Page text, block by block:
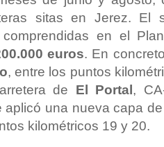
sitas en Jerez. El
comprendidas en el
euros. En
, entre los puntos
de El Portal ,
aplicó una nueva capa
kilométricos 19 y 20.